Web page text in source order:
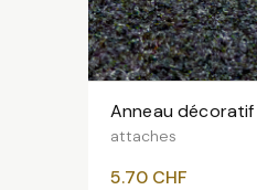
Anneau décoratif
attaches
5.70 CHF